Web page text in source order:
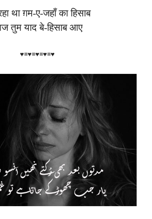
था ग़म-ए-जहाँ का हिसाब
तुम याद बे-हिसाब आए
♥≡♥≡♥≡♥≡♥